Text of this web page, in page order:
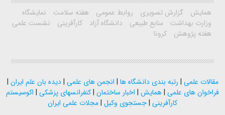
همایش گزارش تصویری روابط عمومی هفته سلامت
نمایشگاه
وزارت بهداشت
منابع طبیعی دانشگاه آزاد کارآفرینی
نشست علمی
هفته پژوهش
کرونا
مقالات علمی | رتبه بندی دانشگاه ها | انجمن های علمی |دیده بان علم ایران |
فراخوان های علمی |همایش | اخبار ساختمان |کنفرانسهای پزشکی | اکوسیستم
کارآفرینی |جستجوی وکیل |مجلات علمی ایران